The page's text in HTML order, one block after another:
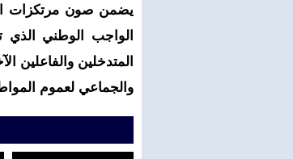
يضمن صون مرتكزات
الواجب الوطني الذي
المتدخلين والفاعلين
والجماعي لعموم